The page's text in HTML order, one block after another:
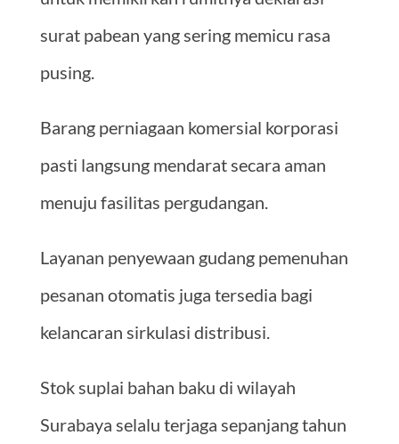
surat pabean yang sering memicu rasa
pusing.
Barang perniagaan komersial korporasi
pasti langsung mendarat secara aman
menuju fasilitas pergudangan.
Layanan penyewaan gudang pemenuhan
pesanan otomatis juga tersedia bagi
kelancaran sirkulasi distribusi.
Stok suplai bahan baku di wilayah
Surabaya selalu terjaga sepanjang tahun